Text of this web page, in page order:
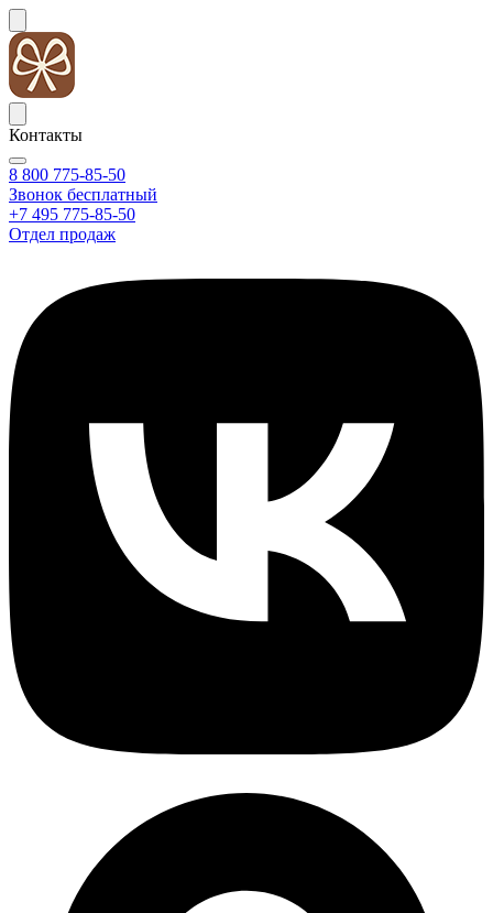
Контакты
8 800 775-85-50
Звонок бесплатный
+7 495 775-85-50
Отдел продаж